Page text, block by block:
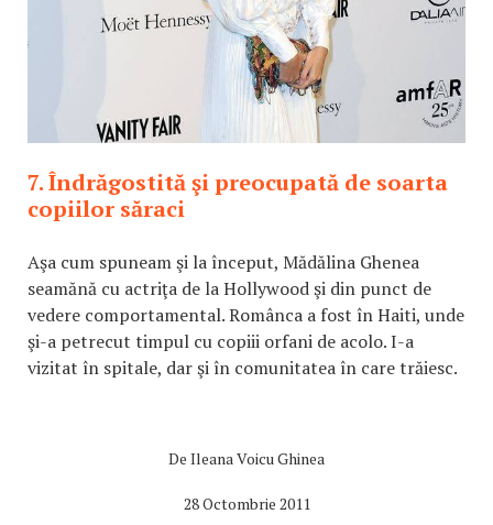
7. Îndrăgostită şi preocupată de soarta
copiilor săraci
Aşa cum spuneam şi la început, Mădălina Ghenea
seamănă cu actriţa de la Hollywood şi din punct de
vedere comportamental. Românca a fost în Haiti, unde
şi-a petrecut timpul cu copiii orfani de acolo. I-a
vizitat în spitale, dar şi în comunitatea în care trăiesc.
De Ileana Voicu Ghinea
28 Octombrie 2011